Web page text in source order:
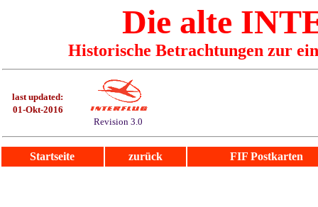
Die alte
Historische Betrachtungen zur
last updated:
01-Okt-2016
Revision 3.0
Startseite zurück FIF Postkarten